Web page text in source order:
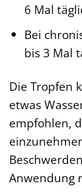
6 Mal
Bei
bis 3 Mal
Die Tropfen
etwas
empfohlen,
Anwendung